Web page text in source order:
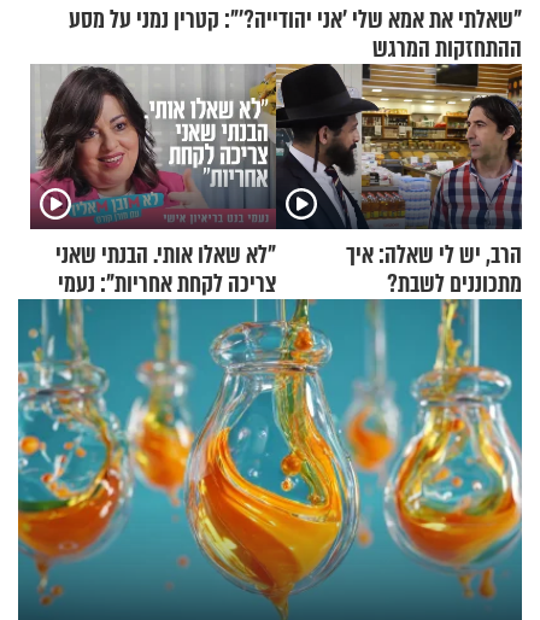
"שאלתי את אמא שלי 'אני יהודייה?'": קטרין נמני על מסע
ההתחזקות המרגש
הרב, יש לי שאלה: איך
מתכוננים לשבת?
"לא שאלו אותי. הבנתי שאני
צריכה לקחת אחריות": נעמי
בנט בריאיון אישי